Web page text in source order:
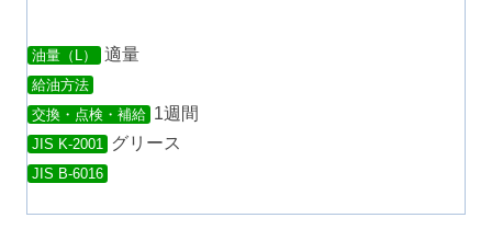
油量（L） 適量
給油方法
交換・点検・補給 1週間
JIS K-2001 グリース
JIS B-6016